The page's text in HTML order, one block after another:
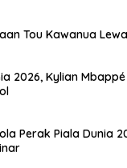
Tou Kawanua
2026, Kylian
Perak Piala Dunia